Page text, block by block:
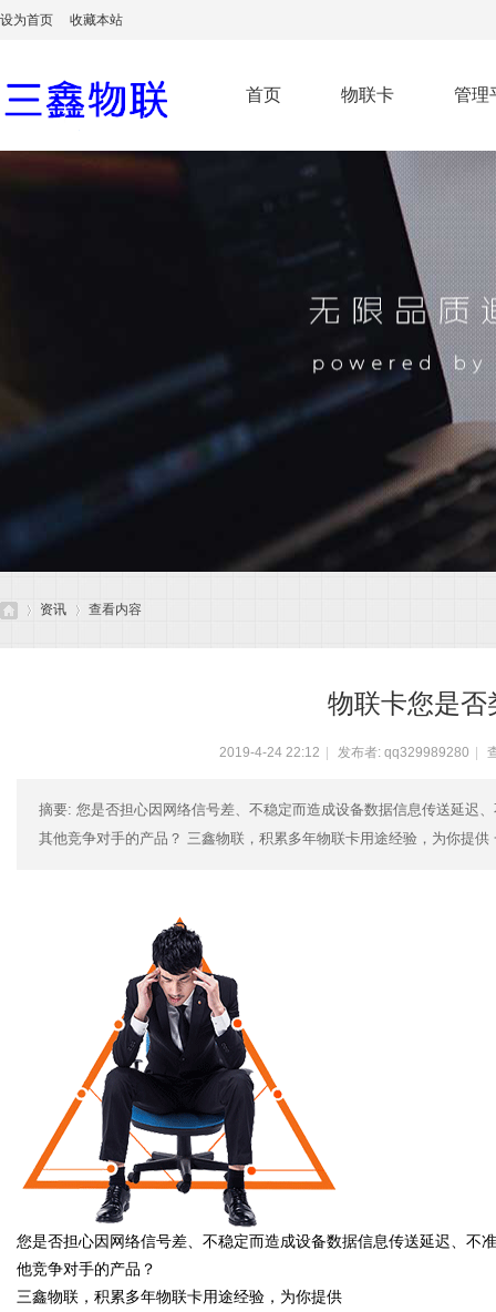
设为首页 收藏本站
首页 物联卡 管理
资讯 查看内容
物联卡您是否
2019-4-24 22:12 发布者: qq329989280
摘要: 您是否担心因网络信号差、不稳定而造成设备数据信息传送延迟
其他竞争对手的产品？ 三鑫物联，积累多年物联卡用途经验，为你提
您是否担心因网络信号差、不稳定而造成设备数据信息传送延迟、不
他竞争对手的产品？
三鑫物联，积累多年物联卡用途经验，为你提供